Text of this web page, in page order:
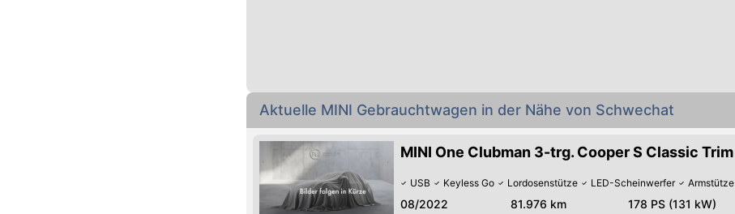
Aktuelle MINI Gebrauchtwagen in der Nähe von Schwechat
MINI One Clubman 3-trg. Cooper S Classic Trim
USB Keyless Go Lordosenstütze LED-Scheinwerfer Armstütze
08/2022 81.976 km 178 PS (131 kW)